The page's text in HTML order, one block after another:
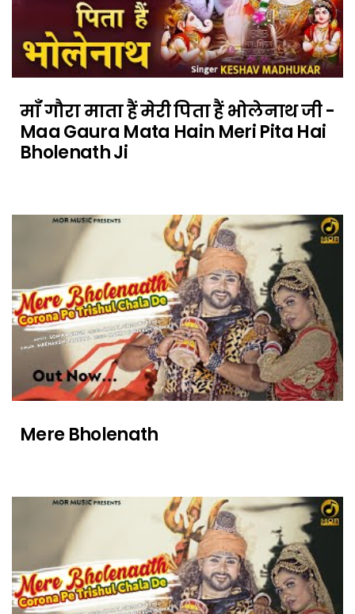
माँ गौरा माता हैं मेरी पिता हैं भोलेनाथ जी -
Maa Gaura Mata Hain Meri Pita Hai
Bholenath Ji
Mere Bholenath